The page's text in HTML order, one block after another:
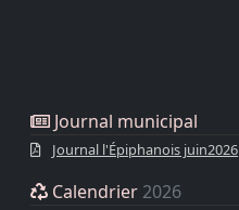
Journal municipal
Journal l'Épiphanois juin2026
Calendrier 2026